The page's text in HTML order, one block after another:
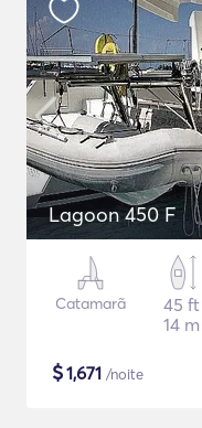
Lagoon 450 F
Catamarã
45 ft
14 m
$1,671 /noite